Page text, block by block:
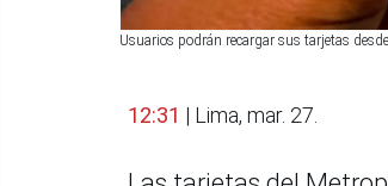
Usuarios podrán recargar sus tarjetas
12:31 | Lima, mar. 27.